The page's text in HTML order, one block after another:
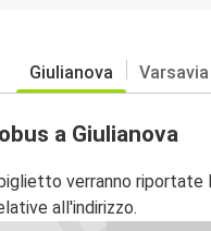
Giulianova Varsavia
a Giulianova
verranno riportate
all'indirizzo.